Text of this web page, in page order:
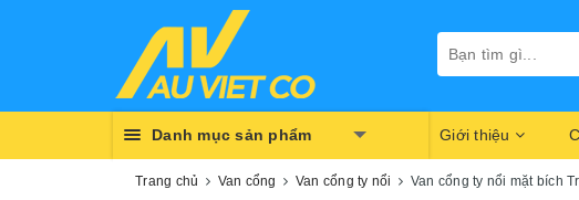
Danh mục sản phẩm Giới thiệu
Trang chủ Van cổng Van cổng ty nổi Van cổng ty nổi mặt bích